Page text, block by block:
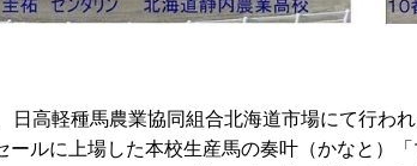
日高軽種馬農業協同組合北海道市場にて行わ
ールに上場した本校生産馬の奏叶（かなと）